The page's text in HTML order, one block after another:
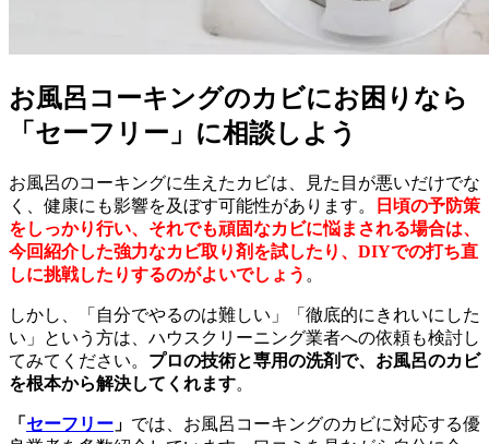
お風呂コーキングのカビにお困りなら
「セーフリー」に相談しよう
お風呂のコーキングに生えたカビは、見た目が悪いだけでな
く、健康にも影響を及ぼす可能性があります。
日頃の予防策
をしっかり行い、それでも頑固なカビに悩まされる場合は、
今回紹介した強力なカビ取り剤を試したり、DIYでの打ち直
しに挑戦したりするのがよいでしょう 。
しかし、「自分でやるのは難しい」「徹底的にきれいにした
い」という方は、ハウスクリーニング業者への依頼も検討し
てみてください。 プロの技術と専用の洗剤で、お風呂のカビ
を根本から解決してくれます。
「 セーフリー 」 では、お風呂コーキングのカビに対応する優